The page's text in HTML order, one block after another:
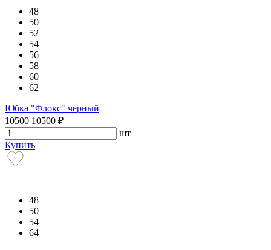
48
50
52
54
56
58
60
62
Юбка "Флокс" черный
10500 10500 ₽
шт
Купить
48
50
54
64